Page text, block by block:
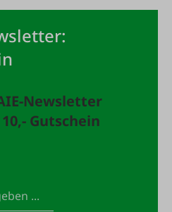
Newsletter
Gutschein